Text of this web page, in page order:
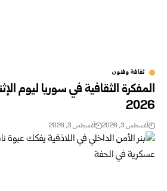
ثقافة وفنون
2026
أغسطس 3, 2026 أغسطس 3, 2026